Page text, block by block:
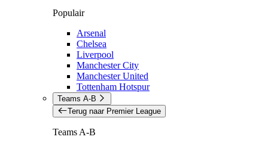
Populair
Arsenal
Chelsea
Liverpool
Manchester City
Manchester United
Tottenham Hotspur
Teams A-B
Terug naar Premier League
Teams A-B